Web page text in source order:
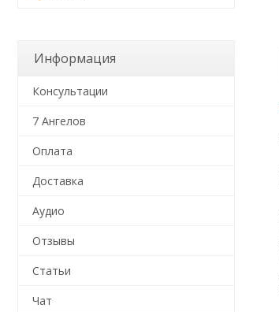
Информация
Консультации
7 Ангелов
Оплата
Доставка
Аудио
Отзывы
Статьи
Чат